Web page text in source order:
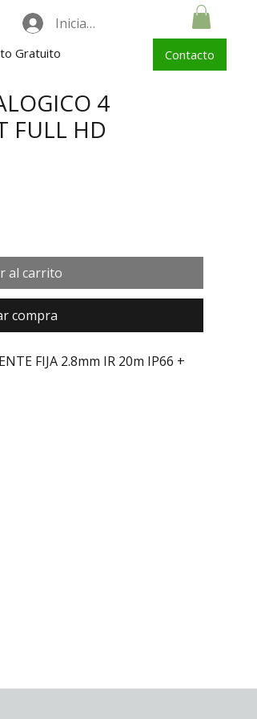
Iniciar sesión
Gratuito Contacto
4
FULL HD
oferta
al carrito
compra
FIJA 2.8mm IR 20m IP66 +